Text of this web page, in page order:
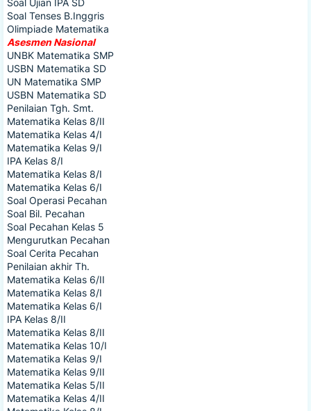
Olimpiade Matematika
Asesmen Nasional
UNBK Matematika SMP
USBN Matematika SD
UN Matematika SMP
USBN Matematika SD
Penilaian Tgh. Smt.
Matematika Kelas 8/II
Matematika Kelas 4/I
Matematika Kelas 9/I
IPA Kelas 8/I
Matematika Kelas 8/I
Matematika Kelas 6/I
Soal Operasi Pecahan
Soal Bil. Pecahan
Soal Pecahan Kelas 5
Mengurutkan Pecahan
Soal Cerita Pecahan
Penilaian akhir Th.
Matematika Kelas 6/II
Matematika Kelas 8/I
Matematika Kelas 6/I
IPA Kelas 8/II
Matematika Kelas 8/II
Matematika Kelas 10/I
Matematika Kelas 9/I
Matematika Kelas 9/II
Matematika Kelas 5/II
Matematika Kelas 4/II
Matematika Kelas 8/I
Matematika Kelas 7/I